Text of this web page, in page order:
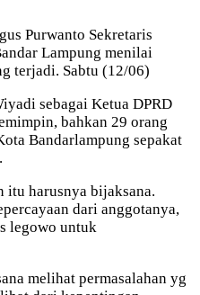
Purwanto Sekretaris
Lampung menilai
terjadi. Sabtu (12/06)
sebagai Ketua DPRD
bahkan 29 orang
Bandarlampung sepakat
itu harusnya bijaksana.
dari anggotanya,
legowo untuk
melihat permasalahan yg